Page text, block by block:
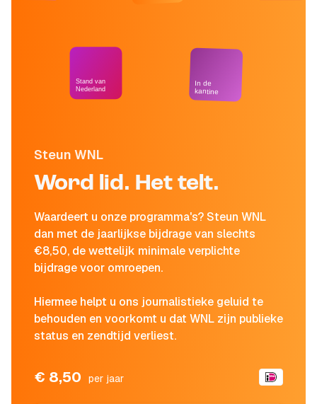
Steun WNL
Word lid. Het telt.
Waardeert u onze programma's? Steun WNL
dan met de jaarlijkse bijdrage van slechts
€8,50, de wettelijk minimale verplichte
bijdrage voor omroepen.
Hiermee helpt u ons journalistieke geluid te
behouden en voorkomt u dat WNL zijn publieke
status en zendtijd verliest.
€ 8,50 per jaar
Stand van
Nederland
In de
kantine